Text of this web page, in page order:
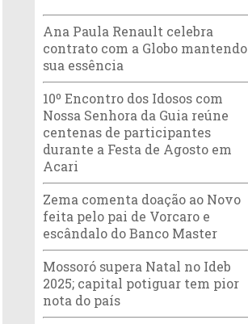
Ana Paula Renault celebra
contrato com a Globo mantendo
sua essência
10º Encontro dos Idosos com
Nossa Senhora da Guia reúne
centenas de participantes
durante a Festa de Agosto em
Acari
Zema comenta doação ao Novo
feita pelo pai de Vorcaro e
escândalo do Banco Master
Mossoró supera Natal no Ideb
2025; capital potiguar tem pior
nota do país